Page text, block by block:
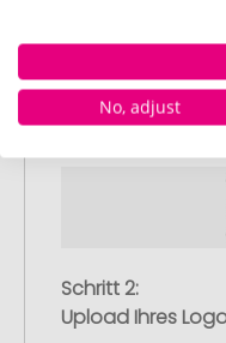
Werbeartikel aus
nach Ihren
Anschließend
Artikel in Ihren
Schritt 2:
Upload Ihres
No, adjust